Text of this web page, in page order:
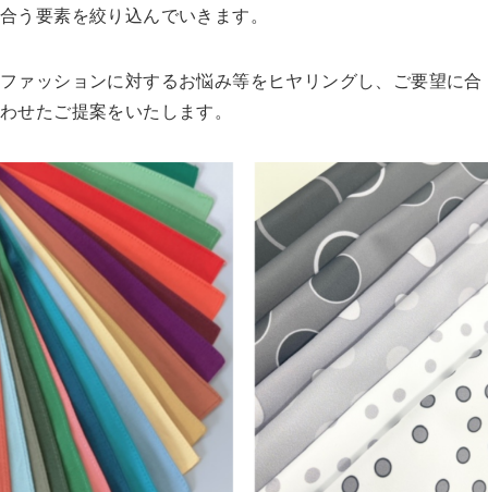
合う要素を絞り込んでいきます。
ファッションに対するお悩み等をヒヤリングし、ご要望に合
わせたご提案をいたします。